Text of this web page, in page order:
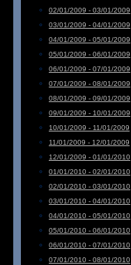
02/01/2009 - 03/01/2009
03/01/2009 - 04/01/2009
04/01/2009 - 05/01/2009
05/01/2009 - 06/01/2009
06/01/2009 - 07/01/2009
07/01/2009 - 08/01/2009
08/01/2009 - 09/01/2009
09/01/2009 - 10/01/2009
10/01/2009 - 11/01/2009
11/01/2009 - 12/01/2009
12/01/2009 - 01/01/2010
01/01/2010 - 02/01/2010
02/01/2010 - 03/01/2010
03/01/2010 - 04/01/2010
04/01/2010 - 05/01/2010
05/01/2010 - 06/01/2010
06/01/2010 - 07/01/2010
07/01/2010 - 08/01/2010